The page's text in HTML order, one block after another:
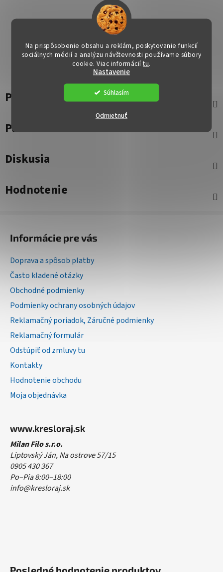
Na prispôsobenie obsahu a reklám, poskytovanie funkcií
sociálnych médií a analýzu návštevnosti používame súbory
cookie. Viac informáciítu.
Nastavenie
Odmietnuť
Súhlasím
Popis
Parametre
Diskusia
Hodnotenie
Informácie pre vás
Doprava a spôsob platby
Často kladené otázky
Obchodné podmienky
Podmienky ochrany osobných údajov
Reklamačný poriadok, Záručné podmienky
Reklamačný formulár
Odstúpiť od zmluvy tu
Kontakty
Hodnotenie obchodu
Moja objednávka
www.kresloraj.sk
Milan Filo s.r.o.
Liptovský Ján, Na ostrove 57/15
0905 430 367
Po–Pia 8:00–18:00
info@kresloraj.sk